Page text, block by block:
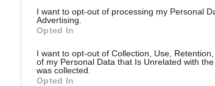
I want to opt-out of processing my Personal
Advertising.
Opted In
I want to opt-out of Collection, Use,
of my Personal Data that Is Unrelated with
was collected.
Opted In